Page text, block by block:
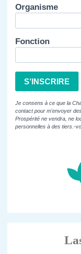
Organisme
Fonction
S'INSCRIRE
Je consens à ce que la
contact pour m'envoyer
Prospérité ne vendra, ne
personnelles à des tiers. -